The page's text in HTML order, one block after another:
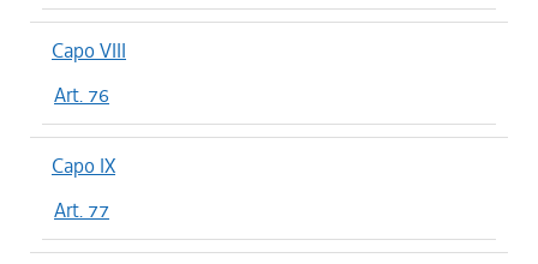
Capo VIII
Art. 76
Capo IX
Art. 77